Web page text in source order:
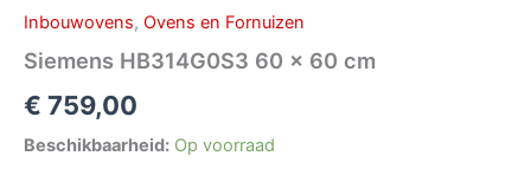
Inbouwovens, Ovens en Fornuizen
Siemens HB314G0S3 60 x 60 cm
€ 759,00
Beschikbaarheid: Op voorraad
cm
aantal